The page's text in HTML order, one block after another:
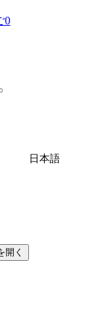
0
日本語
開く